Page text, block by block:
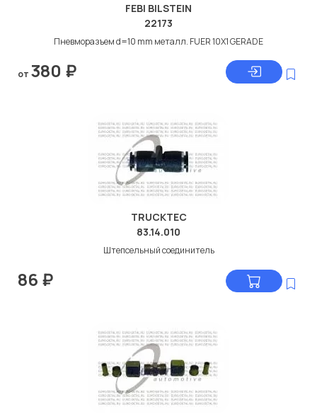
FEBI BILSTEIN
22173
Пневморазъем d=10 mm металл. FUER 10X1 GERADE
от 380 ₽
TRUCKTEC
83.14.010
Штепсельный соединитель
86 ₽